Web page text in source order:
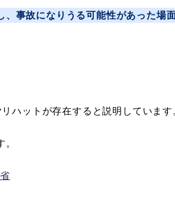
事故になりうる可能性があった場面
ハットが存在すると説明しています